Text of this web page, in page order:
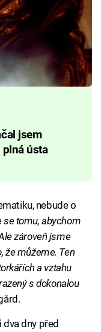
jsem
ústa
nebude o
se tomu, abychom
zároveň jsme
že můžeme. Ten
a vztahu
s dokonalou
dny před